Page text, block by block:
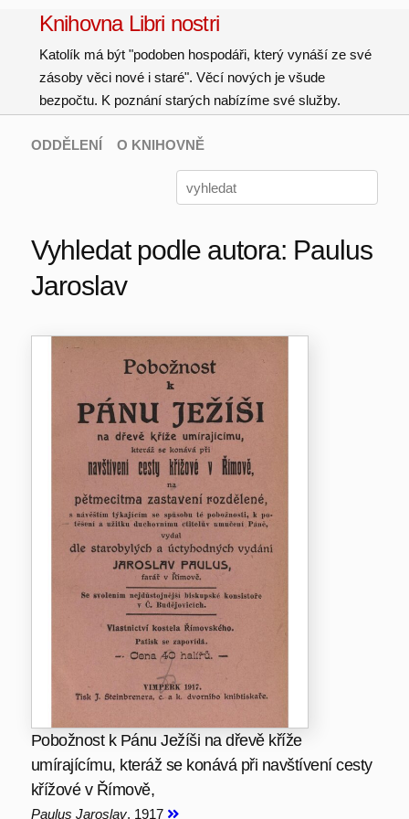
Knihovna Libri nostri
Katolík má být "podoben hospodáři, který vynáší ze své
zásoby věci nové i staré". Věcí nových je všude
bezpočtu. K poznání starých nabízíme své služby.
ODDĚLENÍ O KNIHOVNĚ
Vyhledat podle autora: Paulus
Jaroslav
Pobožnost k Pánu Ježíši na dřevě kříže
umírajícímu, kteráž se konává při navštívení cesty
křížové v Římově,
Paulus Jaroslav, 1917